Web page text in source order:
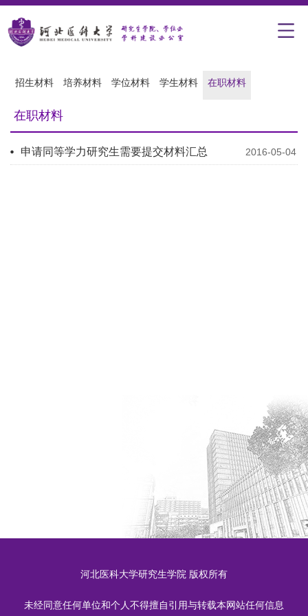
招生材料 培养材料 学位材料 学生材料 在职材料
在职材料
申请同等学力研究生需要提交材料汇总 2016-05-04
河北医科大学研究生学院 版权所有
未经同意任何单位和个人不得擅自引用与转载本网站任何信息